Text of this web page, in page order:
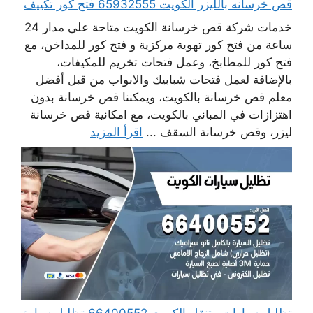
قص خرسانه بالليزر الكويت 65932555 فتح كور تكييف
خدمات شركة قص خرسانة الكويت متاحة على مدار 24
ساعة من فتح كور تهوية مركزية و فتح كور للمداخن، مع
فتح كور للمطابخ، وعمل فتحات تخريم للمكيفات،
بالإضافة لعمل فتحات شبابيك والابواب من قبل أفضل
معلم قص خرسانة بالكويت، ويمكننا قص خرسانة بدون
اهتزازات في المباني بالكويت، مع امكانية قص خرسانة
ليزر، وقص خرسانة السقف ... اقرأ المزيد